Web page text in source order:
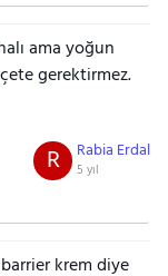
ama yoğun
gerektirmez.
Rabia Erdal
5 yıl
R
krem diye